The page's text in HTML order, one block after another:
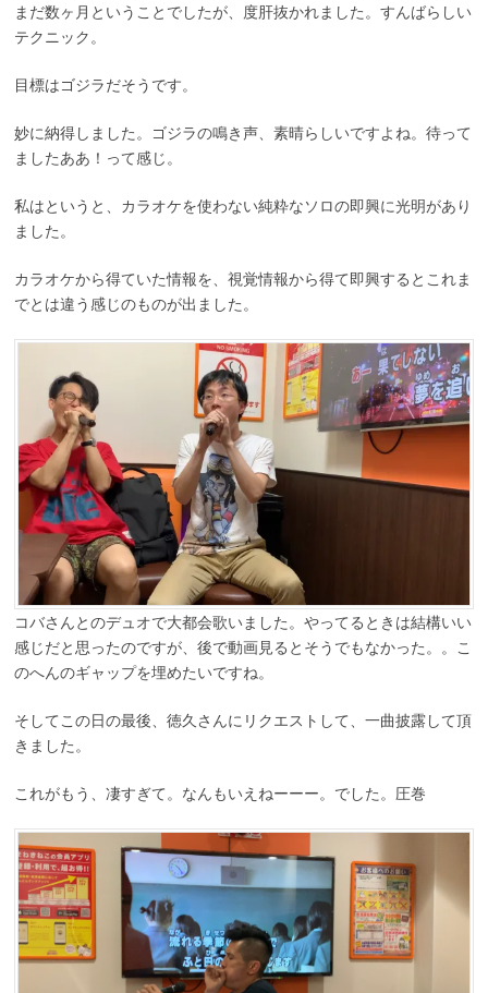
まだ数ヶ月ということでしたが、度肝抜かれました。すんばらしい
テクニック。
目標はゴジラだそうです。
妙に納得しました。ゴジラの鳴き声、素晴らしいですよね。待って
ましたああ！って感じ。
私はというと、カラオケを使わない純粋なソロの即興に光明があり
ました。
カラオケから得ていた情報を、視覚情報から得て即興するとこれま
でとは違う感じのものが出ました。
コバさんとのデュオで大都会歌いました。やってるときは結構いい
感じだと思ったのですが、後で動画見るとそうでもなかった。。こ
のへんのギャップを埋めたいですね。
そしてこの日の最後、徳久さんにリクエストして、一曲披露して頂
きました。
これがもう、凄すぎて。なんもいえねーーー。でした。圧巻